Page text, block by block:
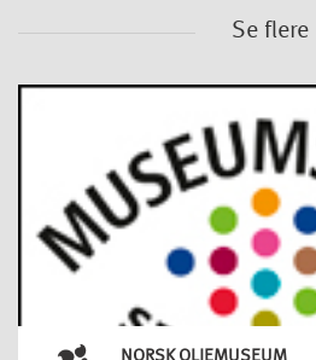
Se flere